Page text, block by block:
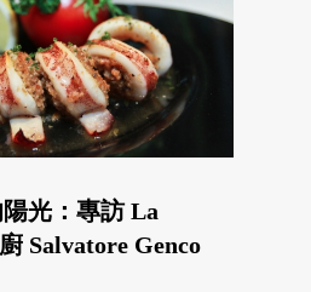
光：專訪 La
Salvatore Genco